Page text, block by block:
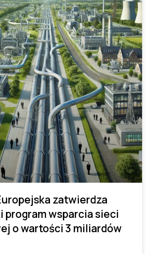
zatwierdza
program wsparcia sieci
o wartości 3 miliardów